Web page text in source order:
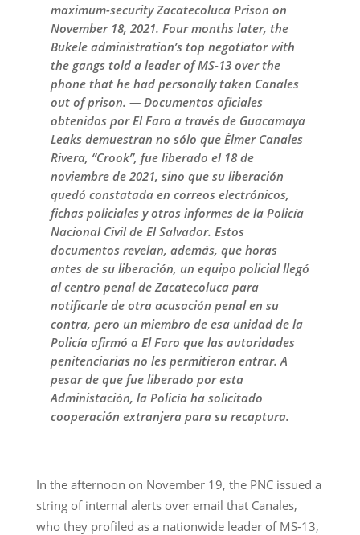
maximum-security Zacatecoluca Prison on
November 18, 2021. Four months later, the
Bukele administration’s top negotiator with
the gangs told a leader of MS-13 over the
phone that he had personally taken Canales
out of prison. — Documentos oficiales
obtenidos por El Faro a través de Guacamaya
Leaks demuestran no sólo que Élmer Canales
Rivera, “Crook”, fue liberado el 18 de
noviembre de 2021, sino que su liberación
quedó constatada en correos electrónicos,
fichas policiales y otros informes de la Policía
Nacional Civil de El Salvador. Estos
documentos revelan, además, que horas
antes de su liberación, un equipo policial llegó
al centro penal de Zacatecoluca para
notificarle de otra acusación penal en su
contra, pero un miembro de esa unidad de la
Policía afirmó a El Faro que las autoridades
penitenciarias no les permitieron entrar. A
pesar de que fue liberado por esta
Administación, la Policía ha solicitado
cooperación extranjera para su recaptura.
In the afternoon on November 19, the PNC issued a
string of internal alerts over email that Canales,
who they profiled as a nationwide leader of MS-13,